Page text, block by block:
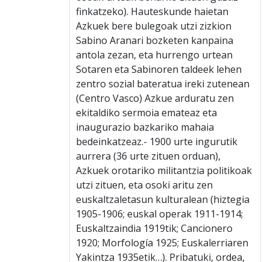
finkatzeko). Hauteskunde haietan
Azkuek bere bulegoak utzi zizkion
Sabino Aranari bozketen kanpaina
antola zezan, eta hurrengo urtean
Sotaren eta Sabinoren taldeek lehen
zentro sozial bateratua ireki zutenean
(Centro Vasco) Azkue arduratu zen
ekitaldiko sermoia emateaz eta
inaugurazio bazkariko mahaia
bedeinkatzeaz.- 1900 urte ingurutik
aurrera (36 urte zituen orduan),
Azkuek orotariko militantzia politikoak
utzi zituen, eta osoki aritu zen
euskaltzaletasun kulturalean (hiztegia
1905-1906; euskal operak 1911-1914;
Euskaltzaindia 1919tik; Cancionero
1920; Morfología 1925; Euskalerriaren
Yakintza 1935etik…). Pribatuki, ordea,